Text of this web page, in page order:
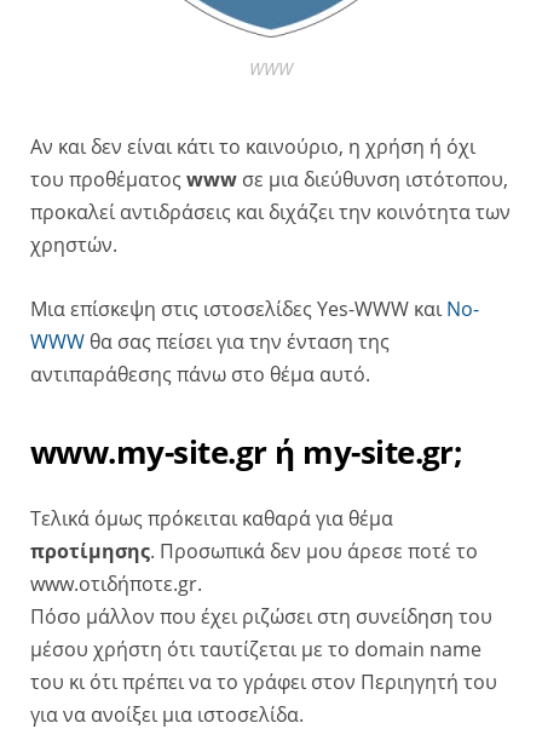
WWW
Αν και δεν είναι κάτι το καινούριο, η χρήση ή όχι
του προθέματος www σε μια διεύθυνση ιστότοπου,
προκαλεί αντιδράσεις και διχάζει την κοινότητα των
χρηστών.
Μια επίσκεψη στις ιστοσελίδες Yes-WWW και No-
WWW θα σας πείσει για την ένταση της
αντιπαράθεσης πάνω στο θέμα αυτό.
www.my-site.gr ή my-site.gr;
Τελικά όμως πρόκειται καθαρά για θέμα
προτίμησης. Προσωπικά δεν μου άρεσε ποτέ το
www.oτιδήποτε.gr.
Πόσο μάλλον που έχει ριζώσει στη συνείδηση του
μέσου χρήστη ότι ταυτίζεται με το domain name
του κι ότι πρέπει να το γράφει στον Περιηγητή του
για να ανοίξει μια ιστοσελίδα.